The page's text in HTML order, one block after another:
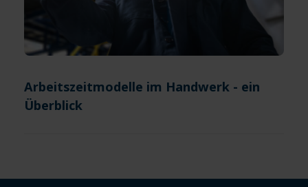
Arbeitszeitmodelle im Handwerk - ein
Überblick